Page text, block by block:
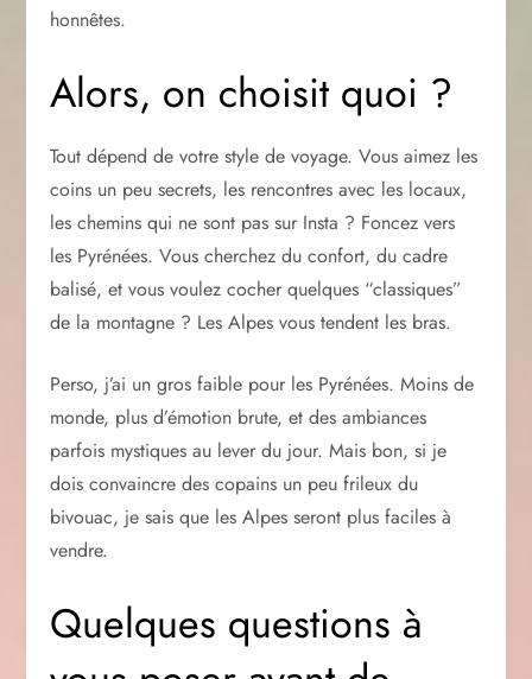
honnêtes.
Alors, on choisit quoi ?
Tout dépend de votre style de voyage. Vous aimez les
coins un peu secrets, les rencontres avec les locaux,
les chemins qui ne sont pas sur Insta ? Foncez vers
les Pyrénées. Vous cherchez du confort, du cadre
balisé, et vous voulez cocher quelques “classiques”
de la montagne ? Les Alpes vous tendent les bras.
Perso, j’ai un gros faible pour les Pyrénées. Moins de
monde, plus d’émotion brute, et des ambiances
parfois mystiques au lever du jour. Mais bon, si je
dois convaincre des copains un peu frileux du
bivouac, je sais que les Alpes seront plus faciles à
vendre.
Quelques questions à